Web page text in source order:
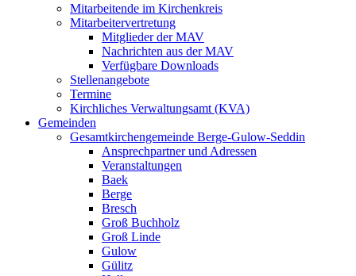
Mitarbeitende im Kirchenkreis
Mitarbeitervertretung
Mitglieder der MAV
Nachrichten aus der MAV
Verfügbare Downloads
Stellenangebote
Termine
Kirchliches Verwaltungsamt (KVA)
Gemeinden
Gesamtkirchengemeinde Berge-Gulow-Seddin
Ansprechpartner und Adressen
Veranstaltungen
Baek
Berge
Bresch
Groß Buchholz
Groß Linde
Gulow
Gülitz